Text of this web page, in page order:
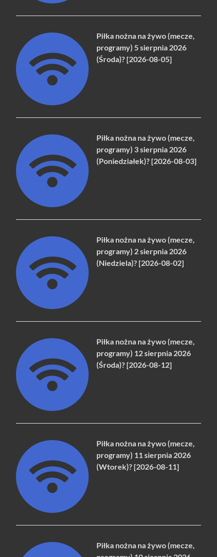
Piłka nożna na żywo (mecze,
programy) 5 sierpnia 2026
(Środa)? [2026-08-05]
Piłka nożna na żywo (mecze,
programy) 3 sierpnia 2026
(Poniedziałek)? [2026-08-03]
Piłka nożna na żywo (mecze,
programy) 2 sierpnia 2026
(Niedziela)? [2026-08-02]
Piłka nożna na żywo (mecze,
programy) 12 sierpnia 2026
(Środa)? [2026-08-12]
Piłka nożna na żywo (mecze,
programy) 11 sierpnia 2026
(Wtorek)? [2026-08-11]
Piłka nożna na żywo (mecze,